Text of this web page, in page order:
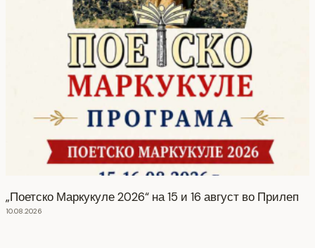
„Поетско Маркукуле 2026“ на 15 и 16 август во Прилеп
10.08.2026